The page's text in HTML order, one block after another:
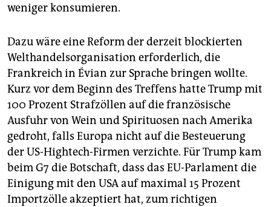
weniger konsumieren.
Dazu wäre eine Reform der derzeit blockierten
Welthandelsorganisation erforderlich, die
Frankreich in Évian zur Sprache bringen wollte.
Kurz vor dem Beginn des Treffens hatte Trump mit
100 Prozent Strafzöllen auf die französische
Ausfuhr von Wein und Spirituosen nach Amerika
gedroht, falls Europa nicht auf die Besteuerung
der US-Hightech-Firmen verzichte. Für Trump kam
beim G7 die Botschaft, dass das EU-Parlament die
Einigung mit den USA auf maximal 15 Prozent
Importzölle akzeptiert hat, zum richtigen